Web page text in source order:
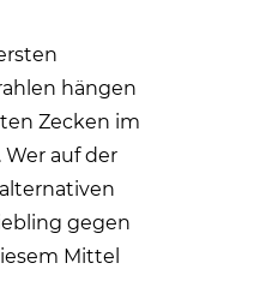
hängen
Zecken im
Wer auf der
gegen
Mittel